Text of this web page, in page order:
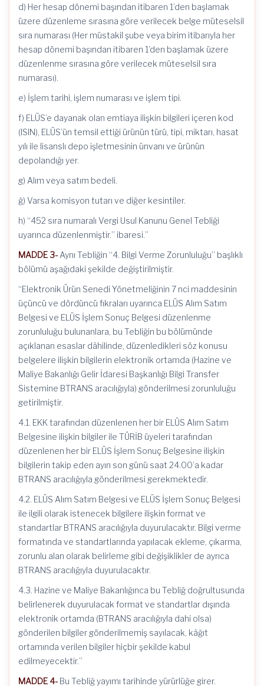
d) Her hesap dönemi başından itibaren 1’den başlamak
üzere düzenleme sırasına göre verilecek belge müteselsil
sıra numarası (Her müstakil şube veya birim itibarıyla her
hesap dönemi başından itibaren 1’den başlamak üzere
düzenlenme sırasına göre verilecek müteselsil sıra
numarası).
e) İşlem tarihi, işlem numarası ve işlem tipi.
f) ELÜS’e dayanak olan emtiaya ilişkin bilgileri içeren kod
(ISIN), ELÜS’ün temsil ettiği ürünün türü, tipi, miktarı, hasat
yılı ile lisanslı depo işletmesinin ünvanı ve ürünün
depolandığı yer.
g) Alım veya satım bedeli.
ğ) Varsa komisyon tutarı ve diğer kesintiler.
h) “452 sıra numaralı Vergi Usul Kanunu Genel Tebliği
uyarınca düzenlenmiştir.” ibaresi.”
MADDE 3- Aynı Tebliğin “4. Bilgi Verme Zorunluluğu” başlıklı
bölümü aşağıdaki şekilde değiştirilmiştir.
“Elektronik Ürün Senedi Yönetmeliğinin 7 nci maddesinin
üçüncü ve dördüncü fıkraları uyarınca ELÜS Alım Satım
Belgesi ve ELÜS İşlem Sonuç Belgesi düzenlenme
zorunluluğu bulunanlara, bu Tebliğin bu bölümünde
açıklanan esaslar dâhilinde, düzenledikleri söz konusu
belgelere ilişkin bilgilerin elektronik ortamda (Hazine ve
Maliye Bakanlığı Gelir İdaresi Başkanlığı Bilgi Transfer
Sistemine BTRANS aracılığıyla) gönderilmesi zorunluluğu
getirilmiştir.
4.1. EKK tarafından düzenlenen her bir ELÜS Alım Satım
Belgesine ilişkin bilgiler ile TÜRİB üyeleri tarafından
düzenlenen her bir ELÜS İşlem Sonuç Belgesine ilişkin
bilgilerin takip eden ayın son günü saat 24.00’a kadar
BTRANS aracılığıyla gönderilmesi gerekmektedir.
4.2. ELÜS Alım Satım Belgesi ve ELÜS İşlem Sonuç Belgesi
ile ilgili olarak istenecek bilgilere ilişkin format ve
standartlar BTRANS aracılığıyla duyurulacaktır. Bilgi verme
formatında ve standartlarında yapılacak ekleme, çıkarma,
zorunlu alan olarak belirleme gibi değişiklikler de ayrıca
BTRANS aracılığıyla duyurulacaktır.
4.3. Hazine ve Maliye Bakanlığınca bu Tebliğ doğrultusunda
belirlenerek duyurulacak format ve standartlar dışında
elektronik ortamda (BTRANS aracılığıyla dahi olsa)
gönderilen bilgiler gönderilmemiş sayılacak, kâğıt
ortamında verilen bilgiler hiçbir şekilde kabul
edilmeyecektir.”
MADDE 4- Bu Tebliğ yayımı tarihinde yürürlüğe girer.